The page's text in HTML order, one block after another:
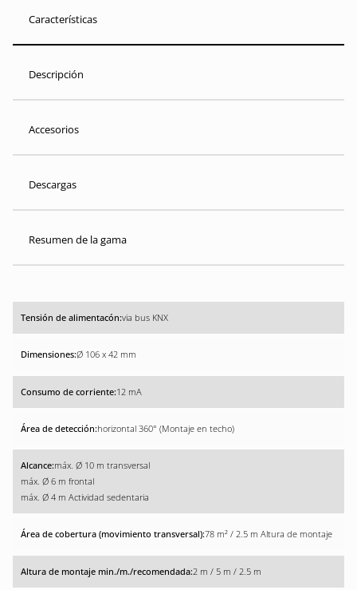
Características
Descripción
Accesorios
Descargas
Resumen de la gama
via bus KNX
Ø 106 x 42 mm
12 mA
horizontal 360° (Montaje en techo)
máx. Ø 10 m transversal
máx. Ø 6 m frontal
máx. Ø 4 m Actividad sedentaria
78 m² / 2.5 m Altura de montaje
2 m / 5 m / 2.5 m